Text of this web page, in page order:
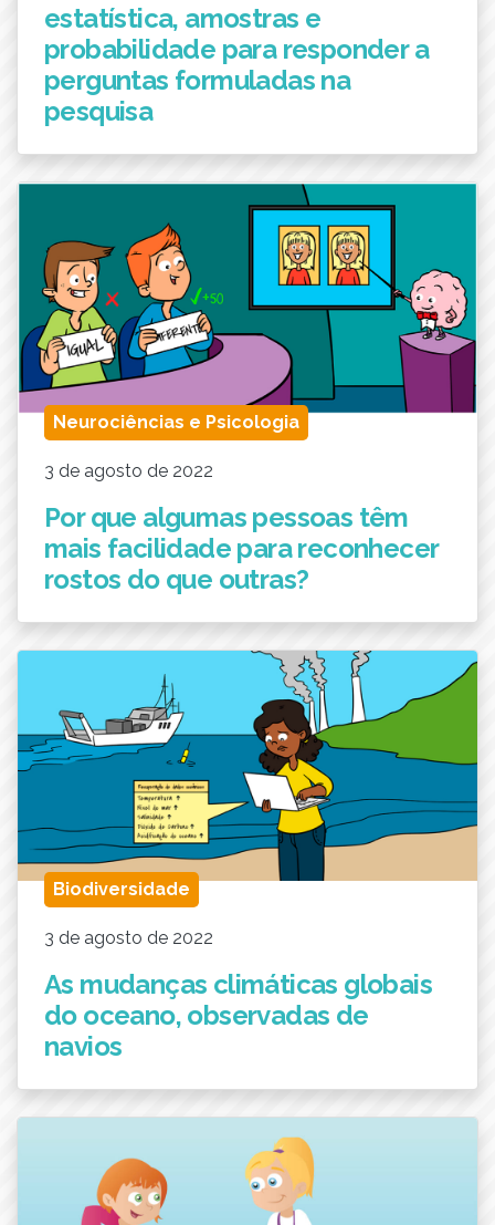
estatística, amostras e
probabilidade para responder a
perguntas formuladas na
pesquisa
Neurociências e Psicologia
3 de agosto de 2022
Por que algumas pessoas têm
mais facilidade para reconhecer
rostos do que outras?
Biodiversidade
3 de agosto de 2022
As mudanças climáticas globais
do oceano, observadas de
navios